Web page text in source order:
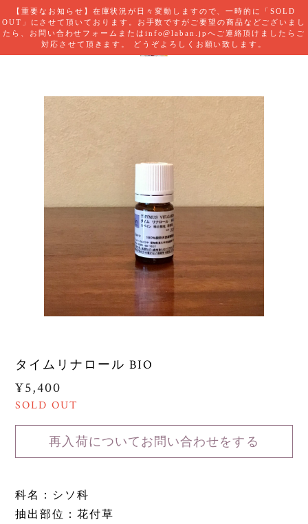
【重要なお知らせ】在庫状況が日々変動しますので、一時的に「SOLD
OUT」にさせて頂いております。お手数ですがご要望の商品などございまし
たら、お問い合わせフォームまたは info@laban.jp へご連絡頂けましたらご
対応させて頂きます。 どうぞよろしくお願い致します。
タイムリナロール BIO
¥5,400
SOLD OUT
再入荷についてお問い合わせをする
科名：シソ科
抽出部位：花付草